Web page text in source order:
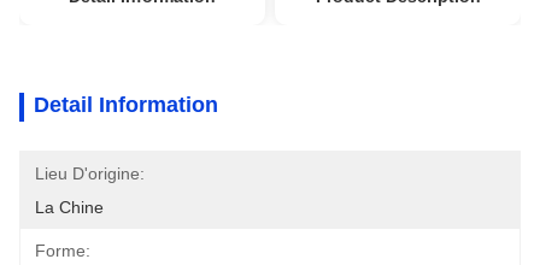
Detail Information
Lieu D'origine:
La Chine
Forme: